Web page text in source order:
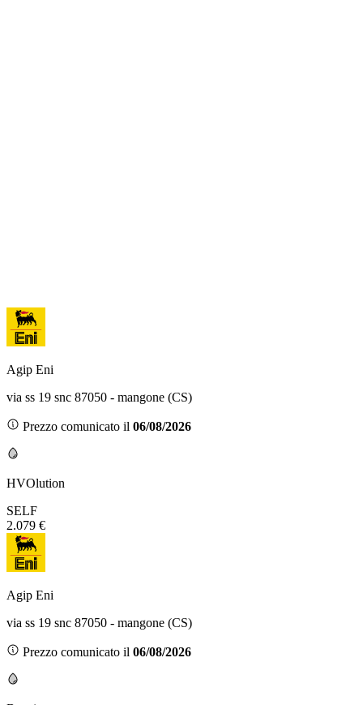
Agip Eni
via ss 19 snc 87050 - mangone (CS)
Prezzo comunicato il 06/08/2026
HVOlution
SELF
2.079 €
Agip Eni
via ss 19 snc 87050 - mangone (CS)
Prezzo comunicato il 06/08/2026